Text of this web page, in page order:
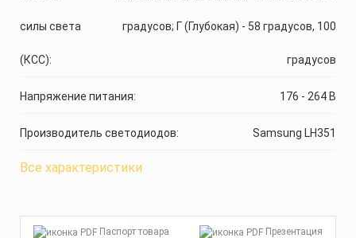
силы света
(КСС):
градусов; Г (Глубокая) - 58 градусов, 100
градусов
Напряжение питания: 176 - 264 В
Производитель светодиодов: Samsung LH351
Все характеристики
Паспорт товара Презентация